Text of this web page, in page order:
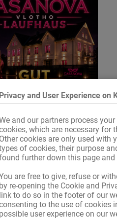
Privacy and User Experience on
and our partners process
which are necessary for
Other cookies are only used with
of cookies, their purpose
further down this page and
are free to give, refuse or
by re-opening the Cookie and
link to do so in the footer of our
to the use of cookies
possible user experience on our
Kedves
indított keresés,
Kérjük, próbálkozz a